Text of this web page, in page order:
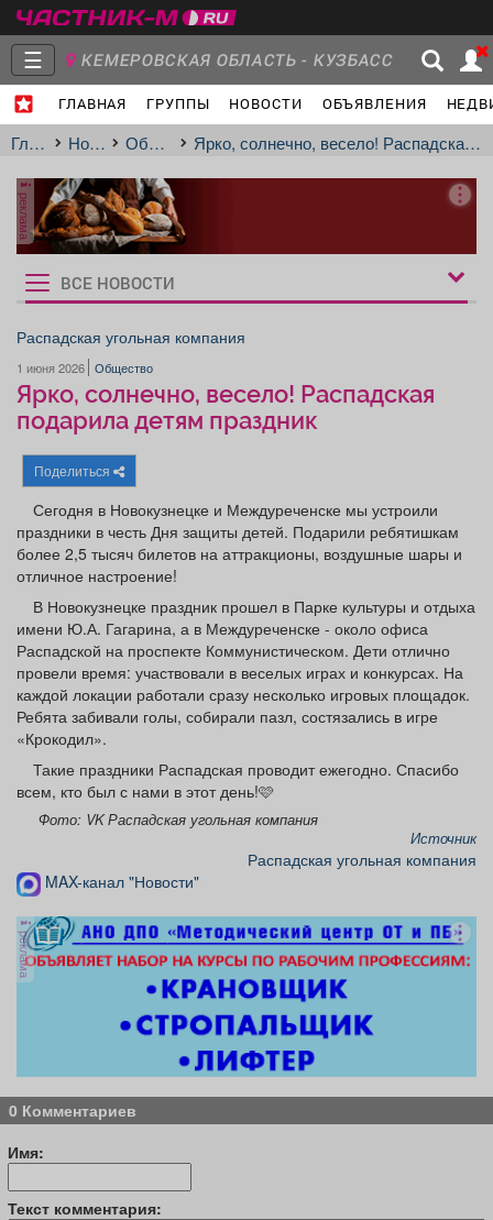
☰ КЕМЕРОВСКАЯ ОБЛАСТЬ - КУЗБАСС
ГЛАВНАЯ ГРУППЫ НОВОСТИ ОБЪЯВЛЕНИЯ
Главная
Группы Новости
Объявления Недвижимость Услуги
Работа
Афиша Обучение Проекты
Товары Поздравления Погода
ТВ программа
Главная Новости Общество Ярко, солнечно, весело! Распадская подарила детям праздник
реклама
Рукбрики
новостей
ВСЕ НОВОСТИ
Распадская угольная компания
1 июня 2026 Общество
Ярко, солнечно, весело! Распадская
подарила детям праздник
Поделиться
Сегодня в Новокузнецке и Междуреченске мы устроили
праздники в честь Дня защиты детей. Подарили ребятишкам
более 2,5 тысяч билетов на аттракционы, воздушные шары и
отличное настроение!
В Новокузнецке праздник прошел в Парке культуры и отдыха
имени Ю.А. Гагарина, а в Междуреченске - около офиса
Распадской на проспекте Коммунистическом. Дети отлично
провели время: участвовали в веселых играх и конкурсах. На
каждой локации работали сразу несколько игровых площадок.
Ребята забивали голы, собирали пазл, состязались в игре
«Крокодил».
Такие праздники Распадская проводит ежегодно. Спасибо
всем, кто был с нами в этот день!🩷
Фото: VK Распадская угольная компания
Источник
Распадская угольная компания
MAX-канал "Новости"
реклама
0 Комментариев
Имя:
Текст комментария: